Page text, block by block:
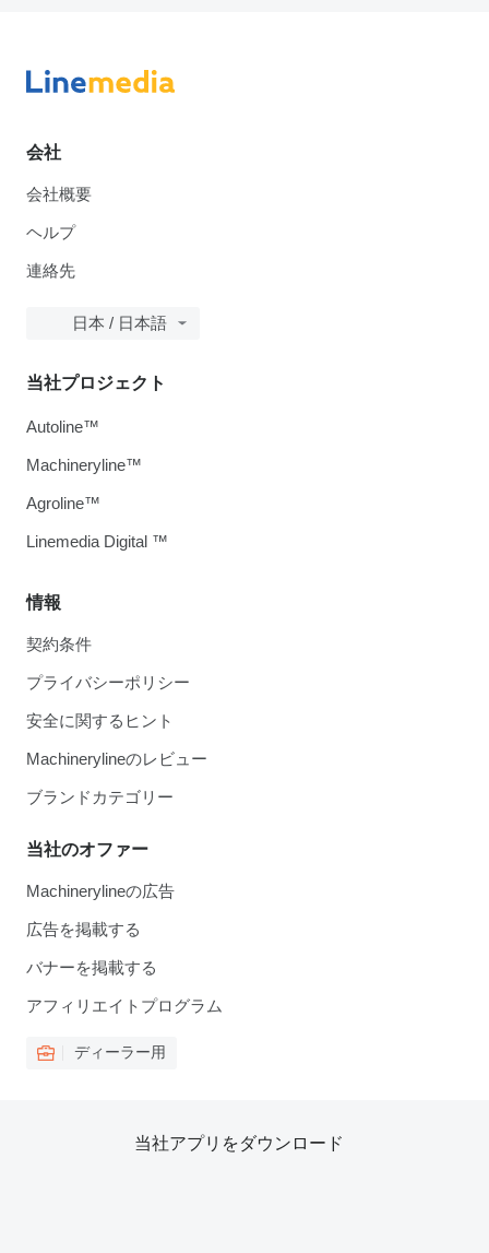
会社
会社概要
ヘルプ
連絡先
日本 / 日本語
情報
契約条件
プライバシーポリシー
安全に関するヒント
Machinerylineのレビュー
ブランドカテゴリー
当社のオファー
Machinerylineの広告
広告を掲載する
バナーを掲載する
アフィリエイトプログラム
ディーラー用
当社プロジェクト
Autoline™
Machineryline™
Agroline™
Linemedia Digital ™
当社アプリをダウンロード